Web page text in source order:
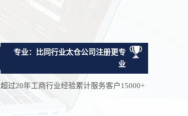
专业：比同行业太仓公司注册更专
业
超过20年工商行业经验累计服务客户15000+